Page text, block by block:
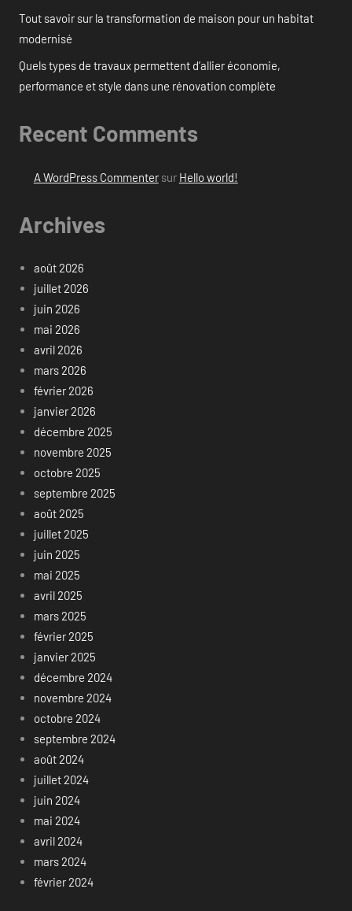
Tout savoir sur la transformation de maison pour un habitat
modernisé
Quels types de travaux permettent d’allier économie,
performance et style dans une rénovation complète
Recent Comments
A WordPress Commentersur Hello world!
Archives
août 2026
juillet 2026
juin 2026
mai 2026
avril 2026
mars 2026
février 2026
janvier 2026
décembre 2025
novembre 2025
octobre 2025
septembre 2025
août 2025
juillet 2025
juin 2025
mai 2025
avril 2025
mars 2025
février 2025
janvier 2025
décembre 2024
novembre 2024
octobre 2024
septembre 2024
août 2024
juillet 2024
juin 2024
mai 2024
avril 2024
mars 2024
février 2024